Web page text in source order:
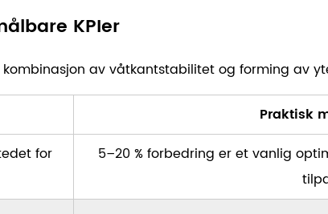
KPIer
av våtkantstabilitet og forming av
Praktisk
for
5–20 %forbedring er et vanlig